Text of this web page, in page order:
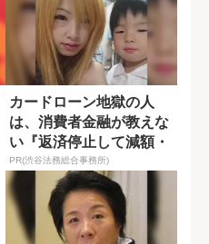
カードローン地獄の人
は、消費者金融が教えな
い『返済停止して減額・
免除する方法』で...
PR(渋谷法務総合事務所)